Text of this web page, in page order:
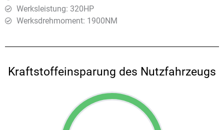
Werksleistung: 320HP
Werksdrehmoment: 1900ΝΜ
Kraftstoffeinsparung des Nutzfahrzeugs